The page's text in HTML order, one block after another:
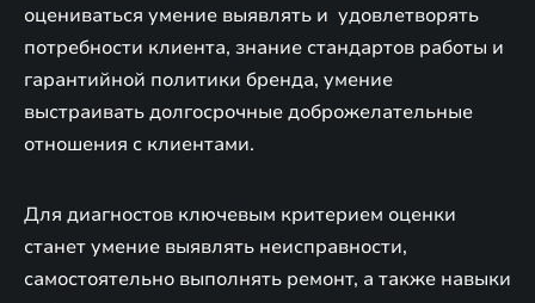
оцениваться умение выявлять и удовлетворять
потребности клиента, знание стандартов работы и
гарантийной политики бренда, умение
выстраивать долгосрочные доброжелательные
отношения с клиентами.
Для диагностов ключевым критерием оценки
станет умение выявлять неисправности,
самостоятельно выполнять ремонт, а также навыки